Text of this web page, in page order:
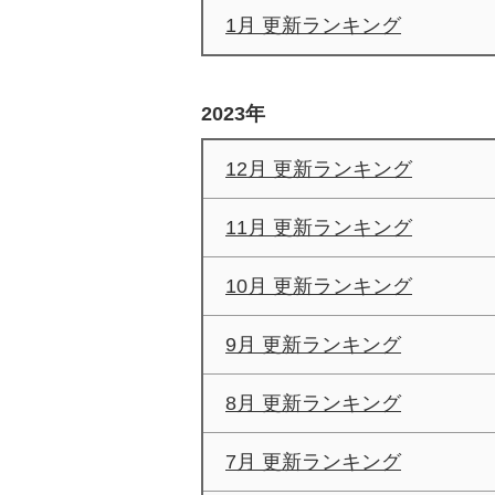
1月 更新ランキング
2023年
12月 更新ランキング
11月 更新ランキング
10月 更新ランキング
9月 更新ランキング
8月 更新ランキング
7月 更新ランキング